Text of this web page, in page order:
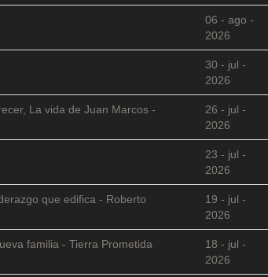
06 - ago -
2026
30 - jul -
2026
La vida de Juan Marcos -
26 - jul -
2026
23 - jul -
2026
que edifica - Roberto
19 - jul -
2026
familia - Tierra Prometida
18 - jul -
2026